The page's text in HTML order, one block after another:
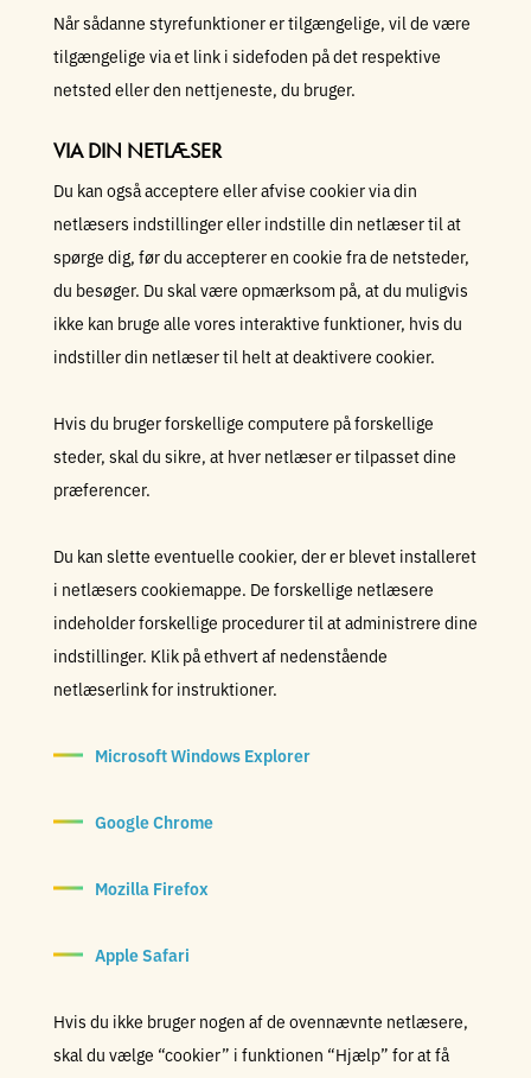
Når sådanne styrefunktioner er tilgængelige, vil de være
tilgængelige via et link i sidefoden på det respektive
netsted eller den nettjeneste, du bruger.
VIA DIN NETLÆSER
Du kan også acceptere eller afvise cookier via din
netlæsers indstillinger eller indstille din netlæser til at
spørge dig, før du accepterer en cookie fra de netsteder,
du besøger. Du skal være opmærksom på, at du muligvis
ikke kan bruge alle vores interaktive funktioner, hvis du
indstiller din netlæser til helt at deaktivere cookier.
Hvis du bruger forskellige computere på forskellige
steder, skal du sikre, at hver netlæser er tilpasset dine
præferencer.
Du kan slette eventuelle cookier, der er blevet installeret
i netlæsers cookiemappe. De forskellige netlæsere
indeholder forskellige procedurer til at administrere dine
indstillinger. Klik på ethvert af nedenstående
netlæserlink for instruktioner.
Microsoft Windows Explorer
Google Chrome
Mozilla Firefox
Apple Safari
Hvis du ikke bruger nogen af de ovennævnte netlæsere,
skal du vælge “cookier” i funktionen “Hjælp” for at få